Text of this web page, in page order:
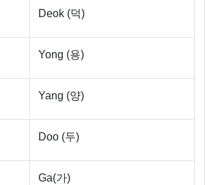
Deok (덕)
Yong (용)
Yang (양)
Doo (두)
Ga(가)